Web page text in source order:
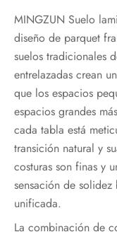
MINGZUN Suelo
diseño de parquet
suelos tradicionales
entrelazadas crean
que los espacios
espacios grandes
cada tabla está
transición natural y
costuras son finas y
sensación de
unificada.
La combinación de